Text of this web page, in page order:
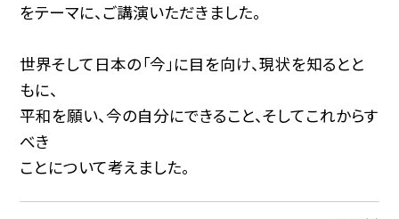
をテーマに、ご講演いただきました。
世界そして日本の「今」に目を向け、現状を知るとと
もに、
平和を願い、今の自分にできること、そしてこれからす
べき
ことについて考えました。